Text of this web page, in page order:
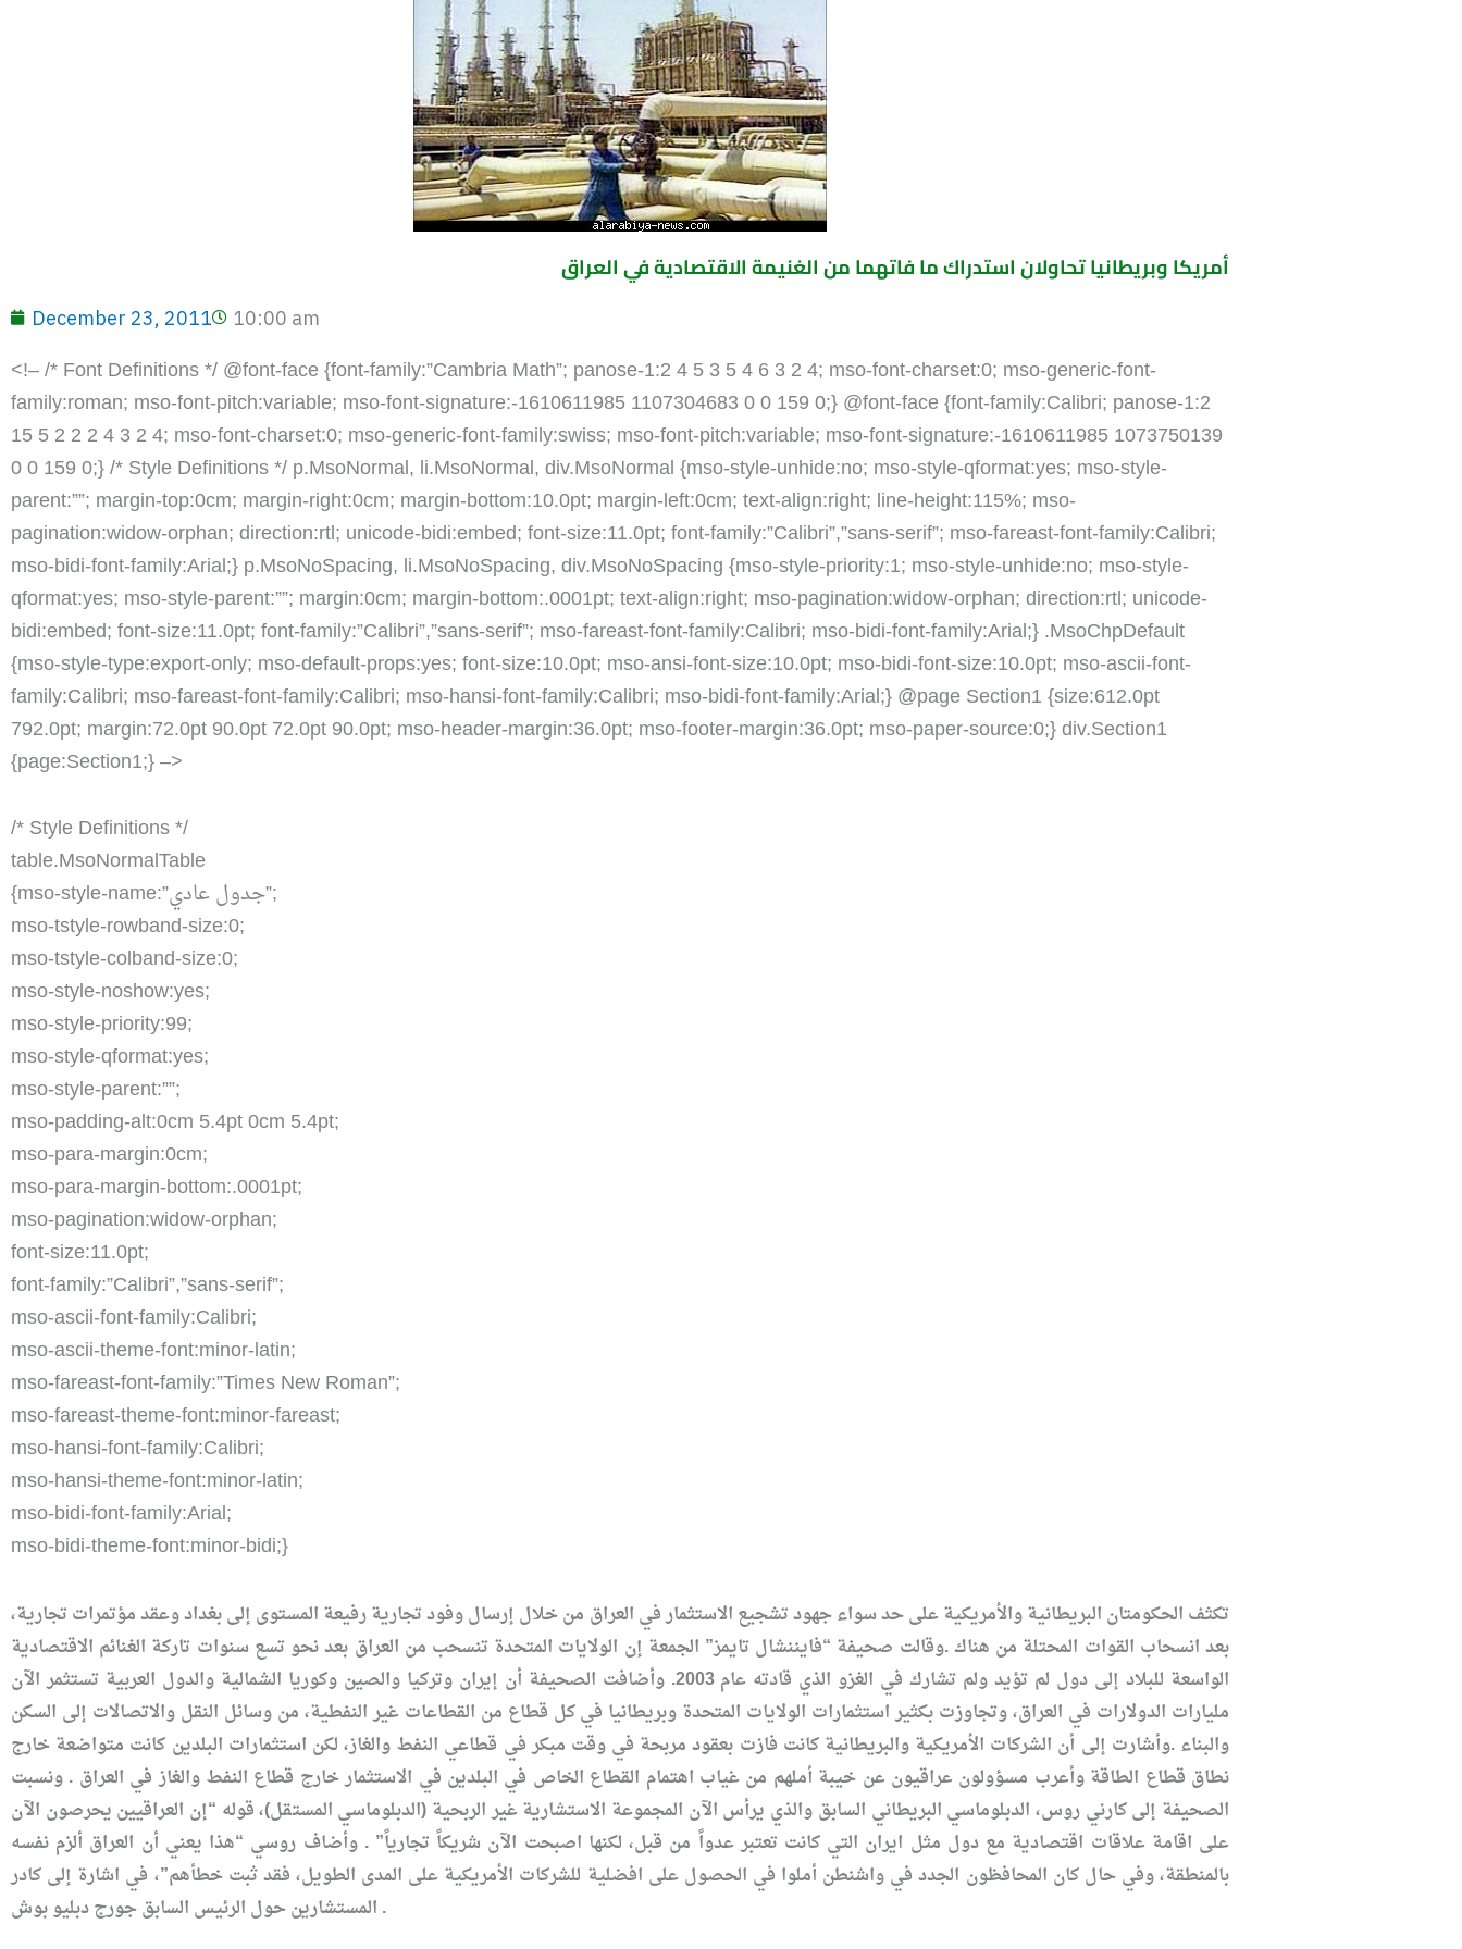
أمريكا وبريطانيا تحاولان استدراك ما فاتهما من الغنيمة الاقتصادية في العراق
December 23, 2011 10:00 am
<!– /* Font Definitions */ @font-face {font-family:”Cambria Math”; panose-1:2 4 5 3 5 4 6 3 2 4; mso-font-charset:0; mso-generic-font-
family:roman; mso-font-pitch:variable; mso-font-signature:-1610611985 1107304683 0 0 159 0;} @font-face {font-family:Calibri; panose-1:2
15 5 2 2 2 4 3 2 4; mso-font-charset:0; mso-generic-font-family:swiss; mso-font-pitch:variable; mso-font-signature:-1610611985 1073750139
0 0 159 0;} /* Style Definitions */ p.MsoNormal, li.MsoNormal, div.MsoNormal {mso-style-unhide:no; mso-style-qformat:yes; mso-style-
parent:””; margin-top:0cm; margin-right:0cm; margin-bottom:10.0pt; margin-left:0cm; text-align:right; line-height:115%; mso-
pagination:widow-orphan; direction:rtl; unicode-bidi:embed; font-size:11.0pt; font-family:”Calibri”,”sans-serif”; mso-fareast-font-family:Calibri;
mso-bidi-font-family:Arial;} p.MsoNoSpacing, li.MsoNoSpacing, div.MsoNoSpacing {mso-style-priority:1; mso-style-unhide:no; mso-style-
qformat:yes; mso-style-parent:””; margin:0cm; margin-bottom:.0001pt; text-align:right; mso-pagination:widow-orphan; direction:rtl; unicode-
bidi:embed; font-size:11.0pt; font-family:”Calibri”,”sans-serif”; mso-fareast-font-family:Calibri; mso-bidi-font-family:Arial;} .MsoChpDefault
{mso-style-type:export-only; mso-default-props:yes; font-size:10.0pt; mso-ansi-font-size:10.0pt; mso-bidi-font-size:10.0pt; mso-ascii-font-
family:Calibri; mso-fareast-font-family:Calibri; mso-hansi-font-family:Calibri; mso-bidi-font-family:Arial;} @page Section1 {size:612.0pt
792.0pt; margin:72.0pt 90.0pt 72.0pt 90.0pt; mso-header-margin:36.0pt; mso-footer-margin:36.0pt; mso-paper-source:0;} div.Section1
{page:Section1;} –>
/* Style Definitions */
table.MsoNormalTable
{mso-style-name:”جدول عادي”;
mso-tstyle-rowband-size:0;
mso-tstyle-colband-size:0;
mso-style-noshow:yes;
mso-style-priority:99;
mso-style-qformat:yes;
mso-style-parent:””;
mso-padding-alt:0cm 5.4pt 0cm 5.4pt;
mso-para-margin:0cm;
mso-para-margin-bottom:.0001pt;
mso-pagination:widow-orphan;
font-size:11.0pt;
font-family:”Calibri”,”sans-serif”;
mso-ascii-font-family:Calibri;
mso-ascii-theme-font:minor-latin;
mso-fareast-font-family:”Times New Roman”;
mso-fareast-theme-font:minor-fareast;
mso-hansi-font-family:Calibri;
mso-hansi-theme-font:minor-latin;
mso-bidi-font-family:Arial;
mso-bidi-theme-font:minor-bidi;}
تكثف الحكومتان البريطانية والأمريكية على حد سواء جهود تشجيع الاستثمار في العراق من خلال إرسال وفود تجارية رفيعة المستوى إلى بغداد وعقد مؤتمرات تجارية،
بعد انسحاب القوات المحتلة من هناك .وقالت صحيفة “فايننشال تايمز” الجمعة إن الولايات المتحدة تنسحب من العراق بعد نحو تسع سنوات تاركة الغنائم الاقتصادية
الواسعة للبلاد إلى دول لم تؤيد ولم تشارك في الغزو الذي قادته عام 2003. وأضافت الصحيفة أن إيران وتركيا والصين وكوريا الشمالية والدول العربية تستثمر الآن
مليارات الدولارات في العراق، وتجاوزت بكثير استثمارات الولايات المتحدة وبريطانيا في كل قطاع من القطاعات غير النفطية، من وسائل النقل والاتصالات إلى السكن
والبناء .وأشارت إلى أن الشركات الأمريكية والبريطانية كانت فازت بعقود مربحة في وقت مبكر في قطاعي النفط والغاز، لكن استثمارات البلدين كانت متواضعة خارج
نطاق قطاع الطاقة وأعرب مسؤولون عراقيون عن خيبة أملهم من غياب اهتمام القطاع الخاص في البلدين في الاستثمار خارج قطاع النفط والغاز في العراق . ونسبت
الصحيفة إلى كارني روس، الدبلوماسي البريطاني السابق والذي يرأس الآن المجموعة الاستشارية غير الربحية (الدبلوماسي المستقل)، قوله “إن العراقيين يحرصون الآن
على اقامة علاقات اقتصادية مع دول مثل ايران التي كانت تعتبر عدواً من قبل، لكنها اصبحت الآن شريكاً تجارياً” . وأضاف روسي “هذا يعني أن العراق ألزم نفسه
بالمنطقة، وفي حال كان المحافظون الجدد في واشنطن أملوا في الحصول على افضلية للشركات الأمريكية على المدى الطويل، فقد ثبت خطأهم”، في اشارة إلى كادر
المستشارين حول الرئيس السابق جورج دبليو بوش .